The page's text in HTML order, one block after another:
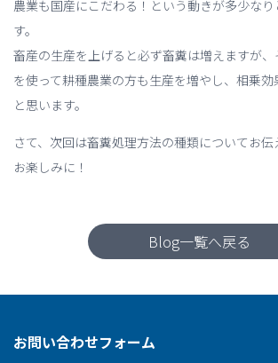
農業も国産にこだわる！という動きが多少な
す。
畜産の生産を上げると必ず畜糞は増えますが
を使って耕種農業の方も生産を増やし、相乗
と思います。
さて、次回は畜糞処理方法の種類についてお伝
お楽しみに！
Blog一覧へ戻る
お問い合わせフォーム